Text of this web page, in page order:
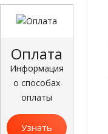
Оплата
Информация
о способах
оплаты
Узнать